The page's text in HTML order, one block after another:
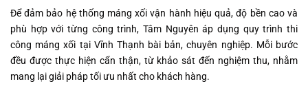
Để đảm bảo hệ thống máng xối vận hành hiệu quả, độ bền cao và
phù hợp với từng công trình, Tâm Nguyên áp dụng quy trình thi
công máng xối tại Vĩnh Thạnh bài bản, chuyên nghiệp. Mỗi bước
đều được thực hiện cẩn thận, từ khảo sát đến nghiệm thu, nhằm
mang lại giải pháp tối ưu nhất cho khách hàng.